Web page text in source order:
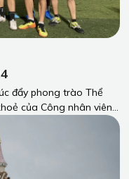
đẩy phong trào Thể
của Công nhân viên
đáng nhớ.